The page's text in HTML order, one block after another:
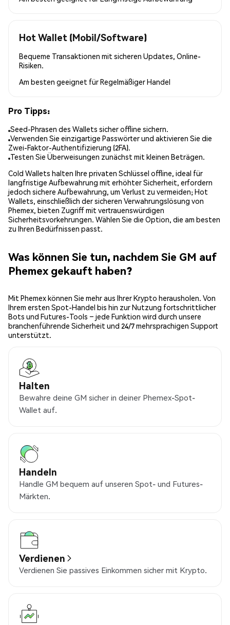
Hot Wallet (Mobil/Software)
Bequeme Transaktionen mit sicheren Updates, Online-
Risiken.
Am besten geeignet fürRegelmäßiger Handel
Pro Tipps:
Seed-Phrasen des Wallets sicher offline sichern.
Verwenden Sie einzigartige Passwörter und aktivieren Sie die
Zwei-Faktor-Authentifizierung (2FA).
Testen Sie Überweisungen zunächst mit kleinen Beträgen.
Cold Wallets halten Ihre privaten Schlüssel offline, ideal für
langfristige Aufbewahrung mit erhöhter Sicherheit, erfordern
jedoch sichere Aufbewahrung, um Verlust zu vermeiden; Hot
Wallets, einschließlich der sicheren Verwahrungslösung von
Phemex, bieten Zugriff mit vertrauenswürdigen
Sicherheitsvorkehrungen. Wählen Sie die Option, die am besten
zu Ihren Bedürfnissen passt.
Was können Sie tun, nachdem Sie GM auf
Phemex gekauft haben?
Mit Phemex können Sie mehr aus Ihrer Krypto herausholen. Von
Ihrem ersten Spot-Handel bis hin zur Nutzung fortschrittlicher
Bots und Futures-Tools – jede Funktion wird durch unsere
branchenführende Sicherheit und 24/7 mehrsprachigen Support
unterstützt.
Halten
Bewahre deine GM sicher in deiner Phemex-Spot-
Wallet auf.
Handeln
Handle GM bequem auf unseren Spot- und Futures-
Märkten.
Verdienen
Verdienen Sie passives Einkommen sicher mit Krypto.